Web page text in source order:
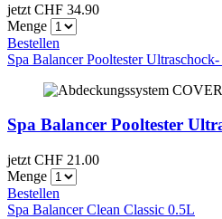
jetzt CHF 34.90
Menge
Bestellen
Spa Balancer Pooltester
Spa Balancer Pooltester
jetzt CHF 21.00
Menge
Bestellen
Spa Balancer Clean Classic 0.5L